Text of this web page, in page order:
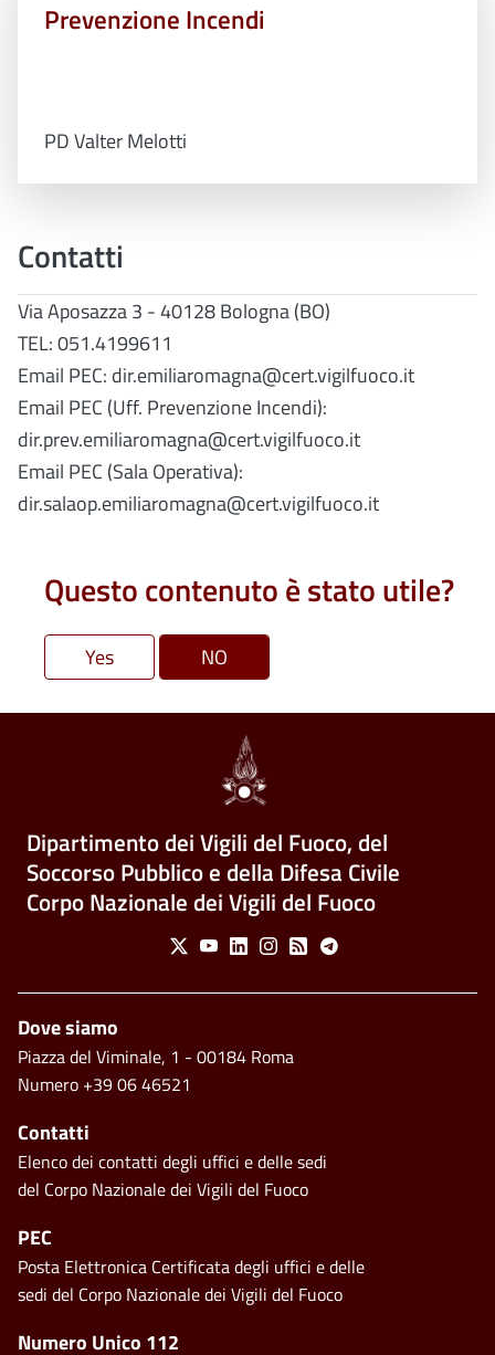
Prevenzione Incendi
PD Valter Melotti
Contatti
Via Aposazza 3 - 40128 Bologna (BO)
TEL: 051.4199611
Email PEC: dir.emiliaromagna@cert.vigilfuoco.it
Email PEC (Uff. Prevenzione Incendi):
dir.prev.emiliaromagna@cert.vigilfuoco.it
Email PEC (Sala Operativa):
dir.salaop.emiliaromagna@cert.vigilfuoco.it
Questo contenuto è stato utile?
Dipartimento dei Vigili del Fuoco, del
Soccorso Pubblico e della Difesa Civile
Corpo Nazionale dei Vigili del Fuoco
Social Menu
X YoutubeLinkedinInstagram
Feed Telegram
Numero Unico 112
Piè di pagina
Dove siamo
Piazza del Viminale, 1 - 00184 Roma
Numero +39 06 46521
Contatti
Elenco dei contatti degli uffici e delle sedi
del Corpo Nazionale dei Vigili del Fuoco
PEC
Posta Elettronica Certificata degli uffici e delle
sedi del Corpo Nazionale dei Vigili del Fuoco